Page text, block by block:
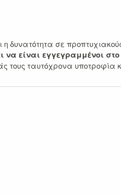
δυνατότητα σε
να είναι εγγεγραμμένοι
ταυτόχρονα υποτροφία